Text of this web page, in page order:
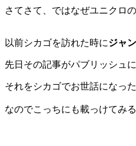
さてさて、ではなぜユニクロ
以前シカゴを訪れた時にジャ
先日その記事がパブリッシュ
それをシカゴでお世話になっ
なのでこっちにも載っけてみる